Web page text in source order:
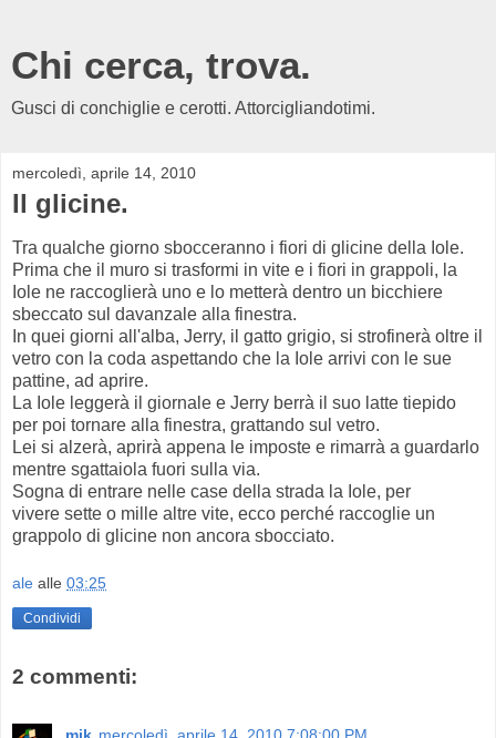
Chi cerca, trova.
Gusci di conchiglie e cerotti. Attorcigliandotimi.
mercoledì, aprile 14, 2010
Il glicine.
Tra qualche giorno sbocceranno i fiori di glicine della Iole.
Prima che il muro si trasformi in vite e i fiori in grappoli, la
Iole ne raccoglierà uno e lo metterà dentro un bicchiere
sbeccato sul davanzale alla finestra.
In quei giorni all'alba, Jerry, il gatto grigio, si strofinerà oltre il
vetro con la coda aspettando che la Iole arrivi con le sue
pattine, ad aprire.
La Iole leggerà il giornale e Jerry berrà il suo latte tiepido
per poi tornare alla finestra, grattando sul vetro.
Lei si alzerà, aprirà appena le imposte e rimarrà a guardarlo
mentre sgattaiola fuori sulla via.
Sogna di entrare nelle case della strada la Iole, per
vivere sette o mille altre vite, ecco perché raccoglie un
grappolo di glicine non ancora sbocciato.
ale alle 03:25
Condividi
2 commenti:
mik mercoledì, aprile 14, 2010 7:08:00 PM